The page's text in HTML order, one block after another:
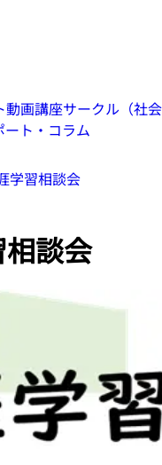
動画講座サークル（社会
ート・コラム
学習相談会
談会